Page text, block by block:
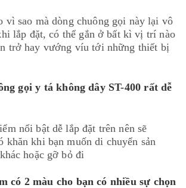
sao mà dòng chuông gọi này lại vô
lắp đặt, có thể gắn ở bất kì vị trí nào
trở hay vướng víu tới những thiết bị
gọi y tá không dây ST-400 rất dễ
nổi bật dễ lắp đặt trên nên sẽ
khăn khi bạn muốn di chuyển sản
hoặc gỡ bỏ đi​
có 2 màu cho bạn có nhiều sự chọn